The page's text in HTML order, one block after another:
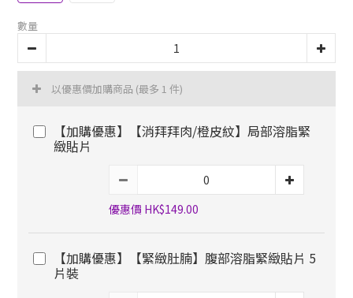
數量
以優惠價加購商品 (最多 1 件)
【加購優惠】【消拜拜肉/橙皮紋】局部溶脂緊
緻貼片
優惠價 HK$149.00
【加購優惠】【緊緻肚腩】腹部溶脂緊緻貼片 5
片裝